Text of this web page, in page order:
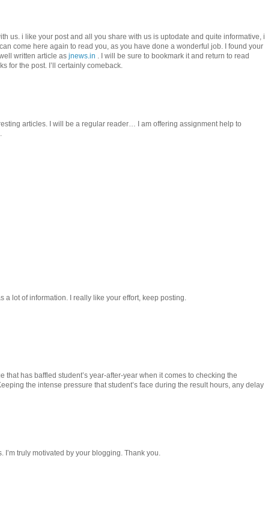
us. i like your post and all you share with us is uptodate and quite informative, i
come here again to read you, as you have done a wonderful job. I found your
written article as jnews.in . I will be sure to bookmark it and return to read
for the post. I’ll certainly comeback.
articles. I will be a regular reader… I am offering assignment help to
a lot of information. I really like your effort, keep posting.
that has baffled student’s year-after-year when it comes to checking the
the intense pressure that student’s face during the result hours, any delay
I’m truly motivated by your blogging. Thank you.